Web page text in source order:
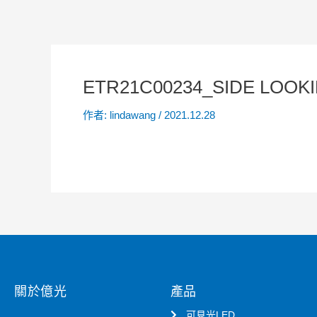
ETR21C00234_SIDE
作者: lindawang / 2021.12.28
關於億光 產品